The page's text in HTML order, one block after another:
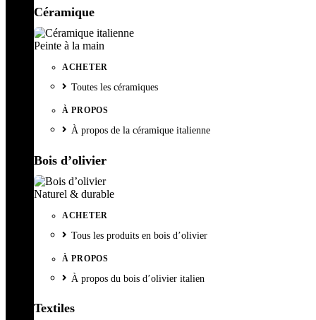
Céramique
Peinte à la main
ACHETER
Toutes les céramiques
À PROPOS
À propos de la céramique italienne
Bois d’olivier
Naturel & durable
ACHETER
Tous les produits en bois d’olivier
À PROPOS
À propos du bois d’olivier italien
Textiles